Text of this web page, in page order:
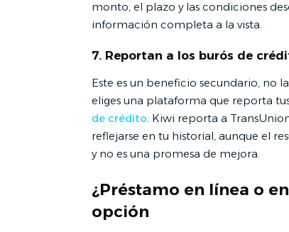
monto, el plazo y las condiciones
información completa a la vista.
7. Reportan a los burós de
Este es un beneficio secundario, no
eliges una plataforma que reporta
de crédito. Kiwi reporta a
reflejarse en tu historial, aunque el
y no es una promesa de mejora.
¿Préstamo en línea o
opción